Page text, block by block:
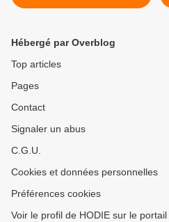
Hébergé par Overblog
Top articles
Pages
Contact
Signaler un abus
C.G.U.
Cookies et données personnelles
Préférences cookies
Voir le profil de HODIE sur le